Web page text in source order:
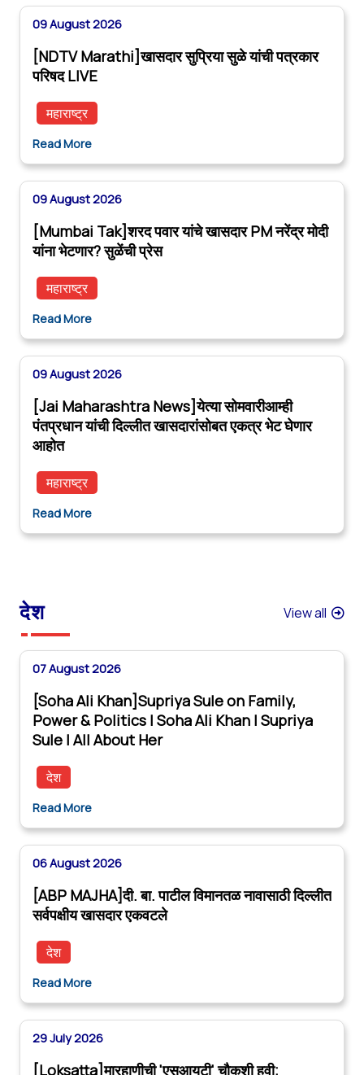
09 August 2026
[NDTV Marathi]खासदार सुप्रिया सुळे यांची पत्रकार
परिषद LIVE
महाराष्ट्र
Read More
09 August 2026
[Mumbai Tak]शरद पवार यांचे खासदार PM नरेंद्र मोदी
यांना भेटणार? सुळेंची प्रेस
महाराष्ट्र
Read More
09 August 2026
[Jai Maharashtra News]येत्या सोमवारीआम्ही
पंतप्रधान यांची दिल्लीत खासदारांसोबत एकत्र भेट घेणार
आहोत
महाराष्ट्र
Read More
देश View all
07 August 2026
[Soha Ali Khan]Supriya Sule on Family,
Power & Politics | Soha Ali Khan | Supriya
Sule | All About Her
देश
Read More
06 August 2026
[ABP MAJHA]दी. बा. पाटील विमानतळ नावासाठी दिल्लीत
सर्वपक्षीय खासदार एकवटले
देश
Read More
29 July 2026
[Loksatta]मारहाणीची 'एसआयटी' चौकशी हवी;